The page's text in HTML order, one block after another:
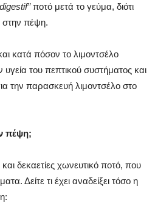
ποτό μετά το γεύμα, διότι
στην πέψη.
κατά πόσον το λιμοντσέλο
υγεία του πεπτικού συστήματος και
την παρασκευή λιμοντσέλο στο
πέψη;
δεκαετίες χωνευτικό ποτό, που
Δείτε τι έχει αναδείξει τόσο η